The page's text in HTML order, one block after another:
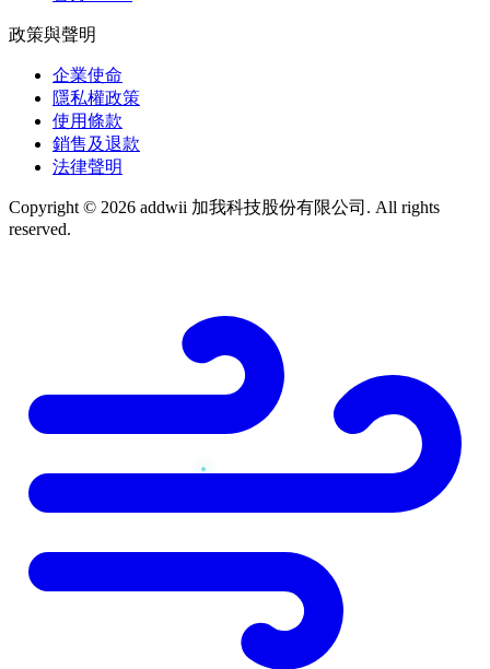
政策與聲明
企業使命
隱私權政策
使用條款
銷售及退款
法律聲明
Copyright © 2026 addwii 加我科技股份有限公司. All rights
reserved.